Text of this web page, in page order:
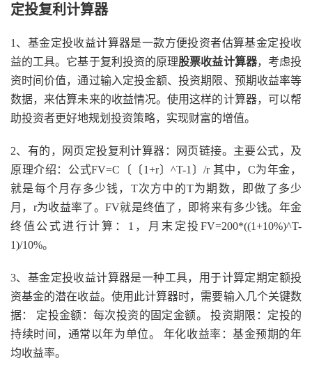
定投复利计算器
1、基金定投收益计算器是一款方便投资者估算基金定投收
益的工具。它基于复利投资的原理股票收益计算器，考虑投
资时间价值，通过输入定投金额、投资期限、预期收益率等
数据，来估算未来的收益情况。使用这样的计算器，可以帮
助投资者更好地规划投资策略，实现财富的增值。
2、有的，网页定投复利计算器：网页链接。主要公式，及
原理介绍：公式FV=C〔〔1+r〕^T-1〕/r 其中，C为年金，
就是每个月存多少钱，T次方中的T为期数，即做了多少
月，r为收益率了。FV就是终值了，即将来有多少钱。年金
终值公式进行计算：1，月末定投FV=200*((1+10%)^T-
1)/10%。
3、基金定投收益计算器是一种工具，用于计算定期定额投
资基金的潜在收益。使用此计算器时，需要输入几个关键数
据： 定投金额：每次投资的固定金额。 投资期限：定投的
持续时间，通常以年为单位。 年化收益率：基金预期的年
均收益率。